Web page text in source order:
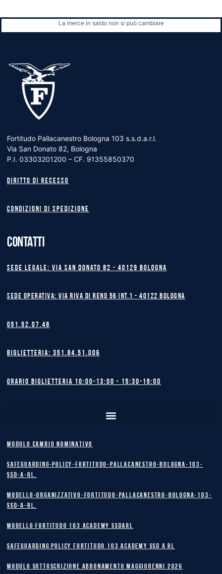
La merce in saldo non si può cambiare
Fortitudo Pallacanestro Bologna 103 s.s.d.a.r.l.
Via San Donato 82, Bologna
P.I. 03303201200 – CF. 91355850370
Diritto di recesso
Condizioni di spedizione
CONTATTI
Sede legale: Via San Donato 82 - 40129 BOLOGNA
Sede operativa: Via Riva di Reno 56 int.1 - 40122 BOLOGNA
051.52.07.48
Biglietteria: 351.84.51.006
Orario biglietteria 10:00-13:00 - 15:30-19:00
MODULO CAMBIO NOMINATIVO
safeguarding-policy-Fortitudo-Pallacanestro-Bologna-103-
SSD-A-RL.
Modello-Organizzativo-Fortitudo-Pallacanestro-Bologna-103-
SSD-A-RL.
MODELLO FORTITUDO 103 ACADEMY SSDARL
safeguarding policy Fortitudo 103 Academy SSD A RL
MODULO SOTTOSCRIZIONE ABBONAMENTO MAGGIORENNI 2026